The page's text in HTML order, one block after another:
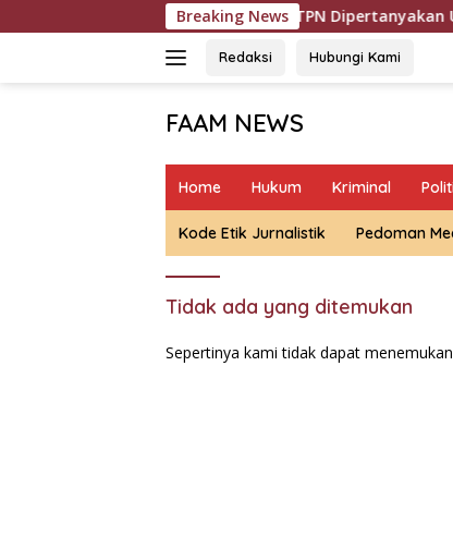
ke
Breaking News
Oknum DC BTPN Dipertanyakan Usai
Redaksi Hubungi Kami
FAAM NEWS
Fakta,
Aspirasi
Home Hukum Kriminal
Kode Etik Jurnalistik Pedoman
Tidak ada yang ditemukan
Sepertinya kami tidak dapat